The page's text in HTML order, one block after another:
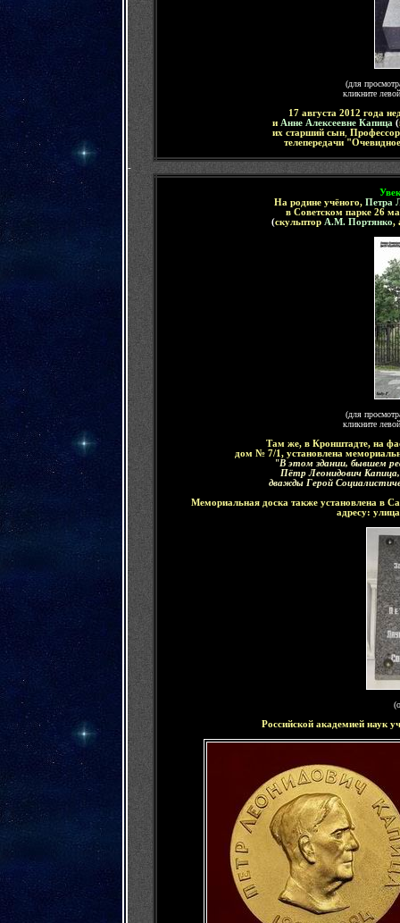
(для
кликните
17 августа 2012 года
и Анне Алексеевне Капица (
их старший сын,
телепередачи
-
На родине учёного, Петра
в Советском парке 26
(скульптор А.М. Портянко,
(для
кликните
Там же, в Кронштадте, на
дом № 7/1, установлена
"В этом здании, бывшем
Пётр Леонидович
дважды Герой
Мемориальная доска также установлена в
адресу:
Российской академией наук